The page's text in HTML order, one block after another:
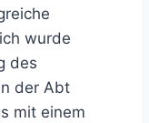
wurde
des
der Abt
mit einem